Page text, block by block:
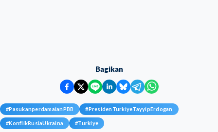
Bagikan
#PasukanperdamaianPBB #PresidenTurkiyeTayyipErdogan
#KonflikRusiaUkraina #Turkiye